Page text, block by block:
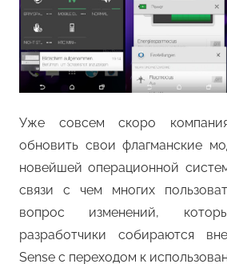
Уже совсем скоро
обновить свои флагманские
новейшей операционной
связи с чем многих
вопрос изменений,
разработчики собираются
Sense с переходом к